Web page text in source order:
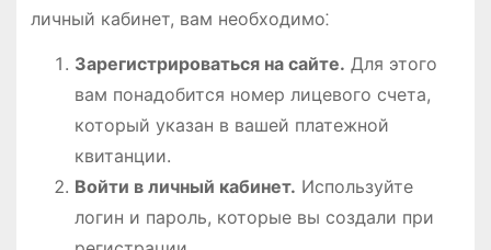
личный кабинет, вам необходимо⁚
Зарегистрироваться на сайте. Для этого
вам понадобится номер лицевого счета,
который указан в вашей платежной
квитанции.
Войти в личный кабинет. Используйте
логин и пароль, которые вы создали при